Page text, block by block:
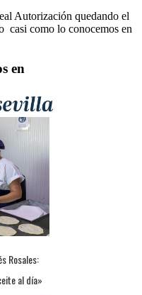
Autorización quedando el
casi como lo conocemos en
en
Rosales:
al día»